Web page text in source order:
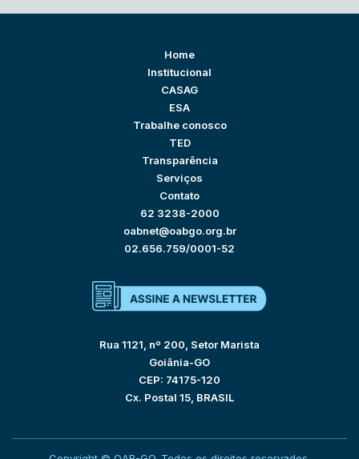
Home
Institucional
CASAG
ESA
Trabalhe conosco
TED
Transparência
Serviços
Contato
62 3238-2000
oabnet@oabgo.org.br
02.656.759/0001-52
Rua 1121, nº 200, Setor Marista
Goiânia-GO
CEP: 74175-120
Cx. Postal 15, BRASIL